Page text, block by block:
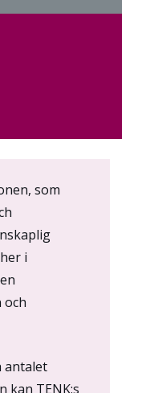
som
i
antalet
kan TENK:s